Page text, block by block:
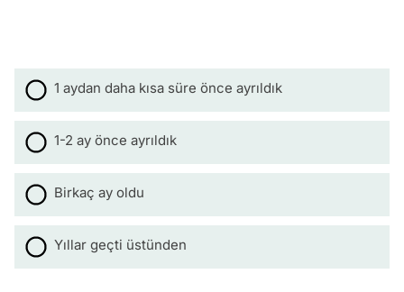
1 aydan daha kısa süre önce ayrıldık
1-2 ay önce ayrıldık
Birkaç ay oldu
Yıllar geçti üstünden